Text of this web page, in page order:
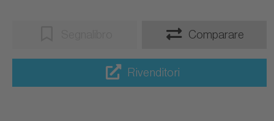
Comparare
Rivenditori